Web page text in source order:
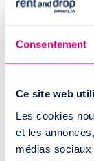
Consentement
Ce site web
Les cookies
et les
médias
location de
Marseille
Bordeaux